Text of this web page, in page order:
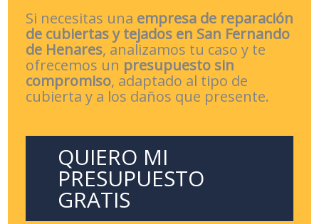
Si necesitas una empresa de reparación
de cubiertas y tejados en San Fernando
de Henares, analizamos tu caso y te
ofrecemos un presupuesto sin
compromiso, adaptado al tipo de
cubierta y a los daños que presente.
QUIERO MI
PRESUPUESTO
GRATIS